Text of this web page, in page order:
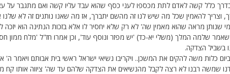
כלל קשה לאדם לתת מכספו לעני כסף שהוא עבד עליו קשה ואם מתגבר על
וצריך להאמין שכל מה שיש לנו זה מהשם יתברך, אז מה שאנו נותנים זה לא
מי שנותן מראה שהוא מאמין שה' לא רק שלא יחסיר לו אלא בזכות הנתינה הוא יזכה
שאמר שלמה המלך (משלי יא-כד) 'יש מפזר ונוסף עוד', וכן אמרו חז"ל 'מלח ממון
בשביל הצדקה.
ביום כלות משה להקים את המשכן.. ויקריבו נשיאי ישראל ראשי בית אבותם
שמשה רבנו לא רצה לקבל מהנשיאים את הצדקה שלהם עד שה' ציווה אותו קח